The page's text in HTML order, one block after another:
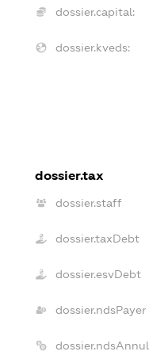
dossier.capital:
dossier.kveds:
dossier.tax
dossier.staff
dossier.taxDebt
dossier.esvDebt
dossier.ndsPayer
dossier.ndsAnnul